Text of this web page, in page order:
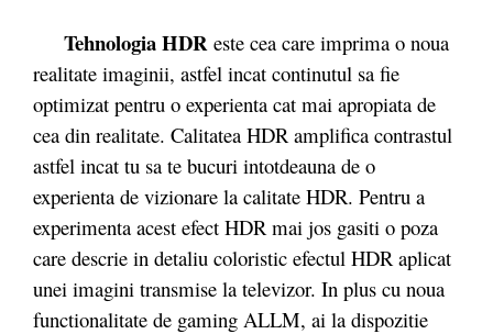
Tehnologia HDR este cea care imprima o noua
realitate imaginii, astfel incat continutul sa fie
optimizat pentru o experienta cat mai apropiata de
cea din realitate. Calitatea HDR amplifica contrastul
astfel incat tu sa te bucuri intotdeauna de o
experienta de vizionare la calitate HDR. Pentru a
experimenta acest efect HDR mai jos gasiti o poza
care descrie in detaliu coloristic efectul HDR aplicat
unei imagini transmise la televizor. In plus cu noua
functionalitate de gaming ALLM, ai la dispozitie